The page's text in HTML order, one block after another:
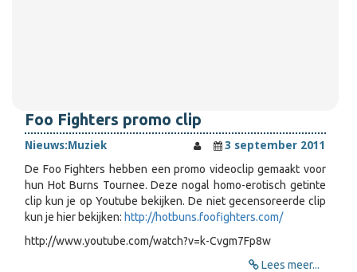
Foo Fighters promo clip
Nieuws:Muziek
3 september 2011
De Foo Fighters hebben een promo videoclip gemaakt voor
hun Hot Burns Tournee. Deze nogal homo-erotisch getinte
clip kun je op Youtube bekijken. De niet gecensoreerde clip
kun je hier bekijken: http://hotbuns.foofighters.com/
http://www.youtube.com/watch?v=k-Cvgm7Fp8w
Lees meer...